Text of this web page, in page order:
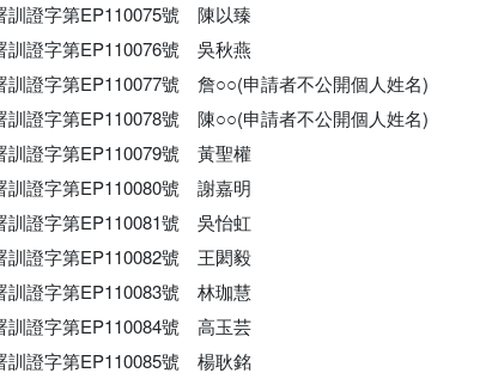
訓證字第EP110075號 陳以臻
訓證字第EP110076號 吳秋燕
訓證字第EP110077號 詹○○(申請者不公開個人姓名)
訓證字第EP110078號 陳○○(申請者不公開個人姓名)
訓證字第EP110079號 黃聖權
訓證字第EP110080號 謝嘉明
訓證字第EP110081號 吳怡虹
訓證字第EP110082號 王閎毅
訓證字第EP110083號 林珈慧
訓證字第EP110084號 高玉芸
訓證字第EP110085號 楊耿銘